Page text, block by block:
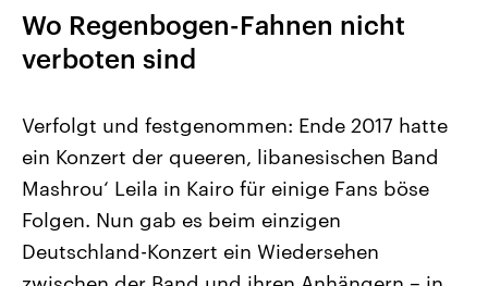
Landtagswahl Sachsen-Anhalt
2026
Alle Informationen
Sachsen-Anhalt wählt am 6.
September 2026 einen neuen
Landtag. Seit 2021 wird das
Bundesland von einer Koalition aus
USA
Aktuelle Beiträge,
Hintergründe
Wirtschaftlich und
gehören die Vereinigten
den mächtigsten Ländern
mit großem Einfluss auf
Wo Regenbogen-Fahnen nicht
verboten sind
Verfolgt und festgenommen: Ende 2017 hatte
ein Konzert der queeren, libanesischen Band
Mashrou‘ Leila in Kairo für einige Fans böse
Folgen. Nun gab es beim einzigen
Deutschland-Konzert ein Wiedersehen